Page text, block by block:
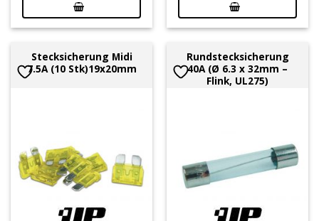
Stecksicherung Midi
7.5A (10 Stk)19x20mm
Rundstecksicherung
40A (Ø 6.3 x 32mm –
Flink, UL275)